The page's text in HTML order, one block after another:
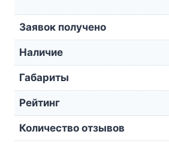
Заявок получено
Наличие
Габариты
Рейтинг
Количество отзывов